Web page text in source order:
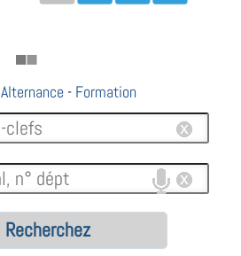
Alternance - Formation
Recherchez